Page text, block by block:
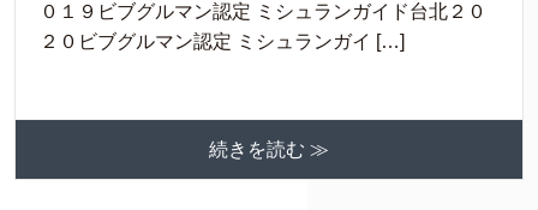
０１９ビブグルマン認定 ミシュランガイド台北２０
２０ビブグルマン認定 ミシュランガイ […]
続きを読む ≫